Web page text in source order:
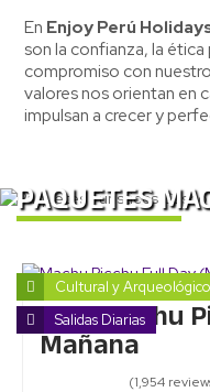
En Enjoy Perú
son la confianza, la
compromiso con
valores nos orientan en
impulsan a crecer y
PAQUETES
Cultural y Arqueológico
Salidas Diarias
Tour Machu
Mañana
(1,954